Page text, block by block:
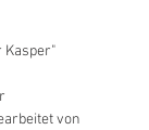
von